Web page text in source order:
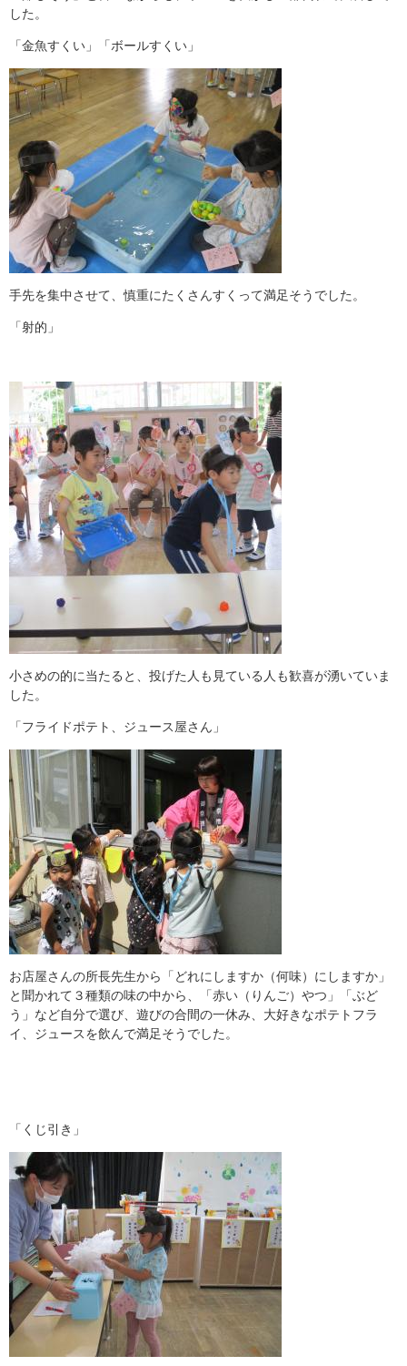
した。
「金魚すくい」「ボールすくい」
手先を集中させて、慎重にたくさんすくって満足そうでした。
「射的」
小さめの的に当たると、投げた人も見ている人も歓喜が湧いていま
した。
「フライドポテト、ジュース屋さん」
お店屋さんの所長先生から「どれにしますか（何味）にしますか」
と聞かれて３種類の味の中から、「赤い（りんご）やつ」「ぶど
う」など自分で選び、遊びの合間の一休み、大好きなポテトフラ
イ、ジュースを飲んで満足そうでした。
「くじ引き」